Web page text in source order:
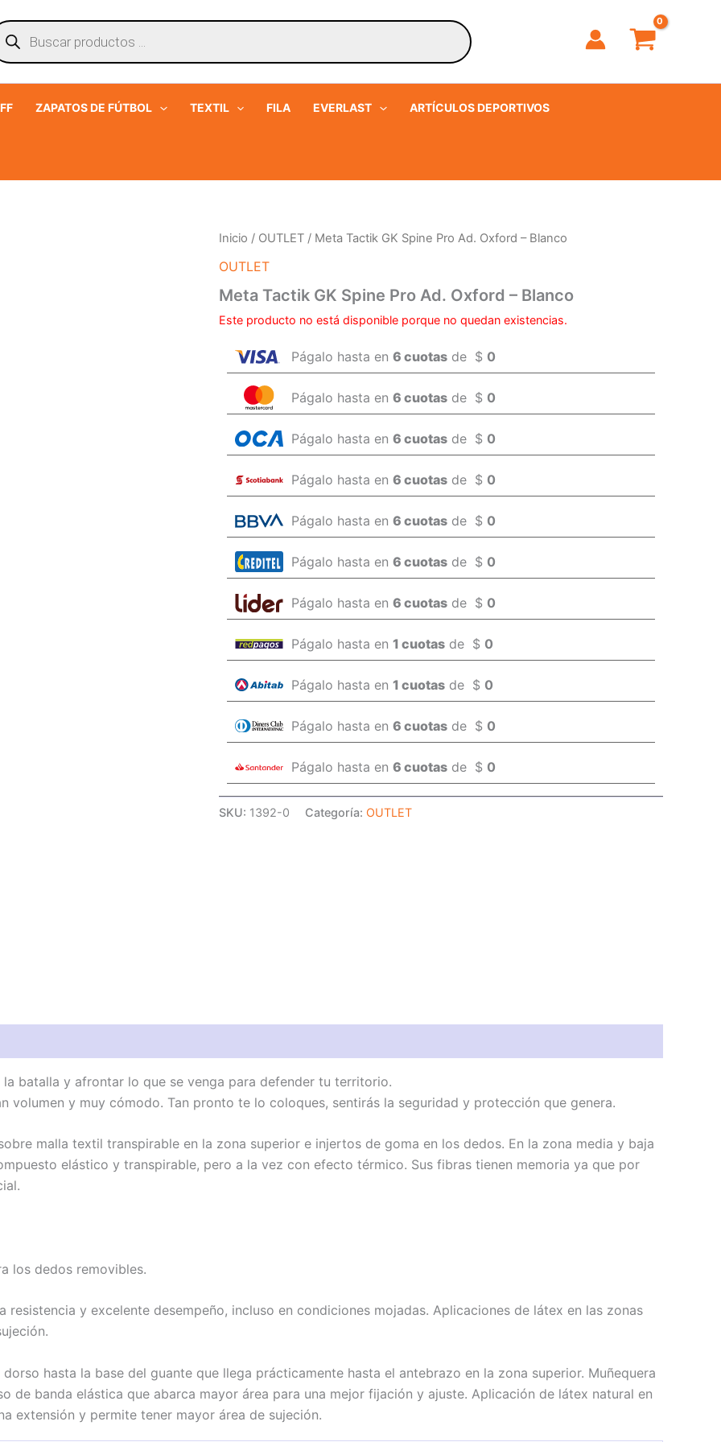
ZAPATOS DE FÚTBOL TEXTIL FILA EVERLAST ARTÍCULOS DEPORTIVOS
Inicio / OUTLET / Meta Tactik GK Spine Pro Ad. Oxford – Blanco
OUTLET
Meta Tactik GK Spine Pro Ad. Oxford – Blanco
Este producto no está disponible porque no quedan existencias.
Págalo hasta en 6 cuotas de $ 0
Págalo hasta en 6 cuotas de $ 0
Págalo hasta en 6 cuotas de $ 0
Págalo hasta en 6 cuotas de $ 0
Págalo hasta en 6 cuotas de $ 0
Págalo hasta en 6 cuotas de $ 0
Págalo hasta en 6 cuotas de $ 0
Págalo hasta en 1 cuotas de $ 0
Págalo hasta en 1 cuotas de $ 0
Págalo hasta en 6 cuotas de $ 0
Págalo hasta en 6 cuotas de $ 0
SKU: 1392-0 Categoría: OUTLET
la batalla y afrontar lo que se venga para defender tu territorio.
volumen y muy cómodo. Tan pronto te lo coloques, sentirás la seguridad y protección que genera.
malla textil transpirable en la zona superior e injertos de goma en los dedos. En la zona media y baja
elástico y transpirable, pero a la vez con efecto térmico. Sus fibras tienen memoria ya que por
los dedos removibles.
resistencia y excelente desempeño, incluso en condiciones mojadas. Aplicaciones de látex en las zonas
hasta la base del guante que llega prácticamente hasta el antebrazo en la zona superior. Muñequera
de banda elástica que abarca mayor área para una mejor fijación y ajuste. Aplicación de látex natural en
extensión y permite tener mayor área de sujeción.